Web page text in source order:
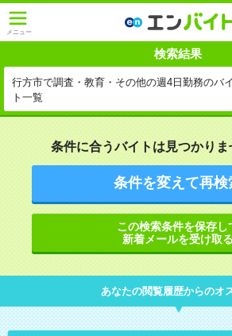
メニュー
検索結果
行方市で調査・教育・その他の週4日勤務のバイ
ト一覧
条件に合うバイトは見つかりま
条件を変えて再検
この検索条件を保存し
新着メールを受け取る
あなたの閲覧履歴からのオ